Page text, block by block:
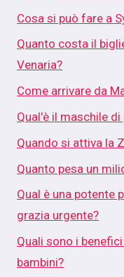
Cosa si può fare a
Quanto costa il
Venaria?
Come arrivare da
Qual'è il maschile di
Quando si attiva la
Quanto pesa un
Qual è una potente
grazia urgente?
Quali sono i
bambini?